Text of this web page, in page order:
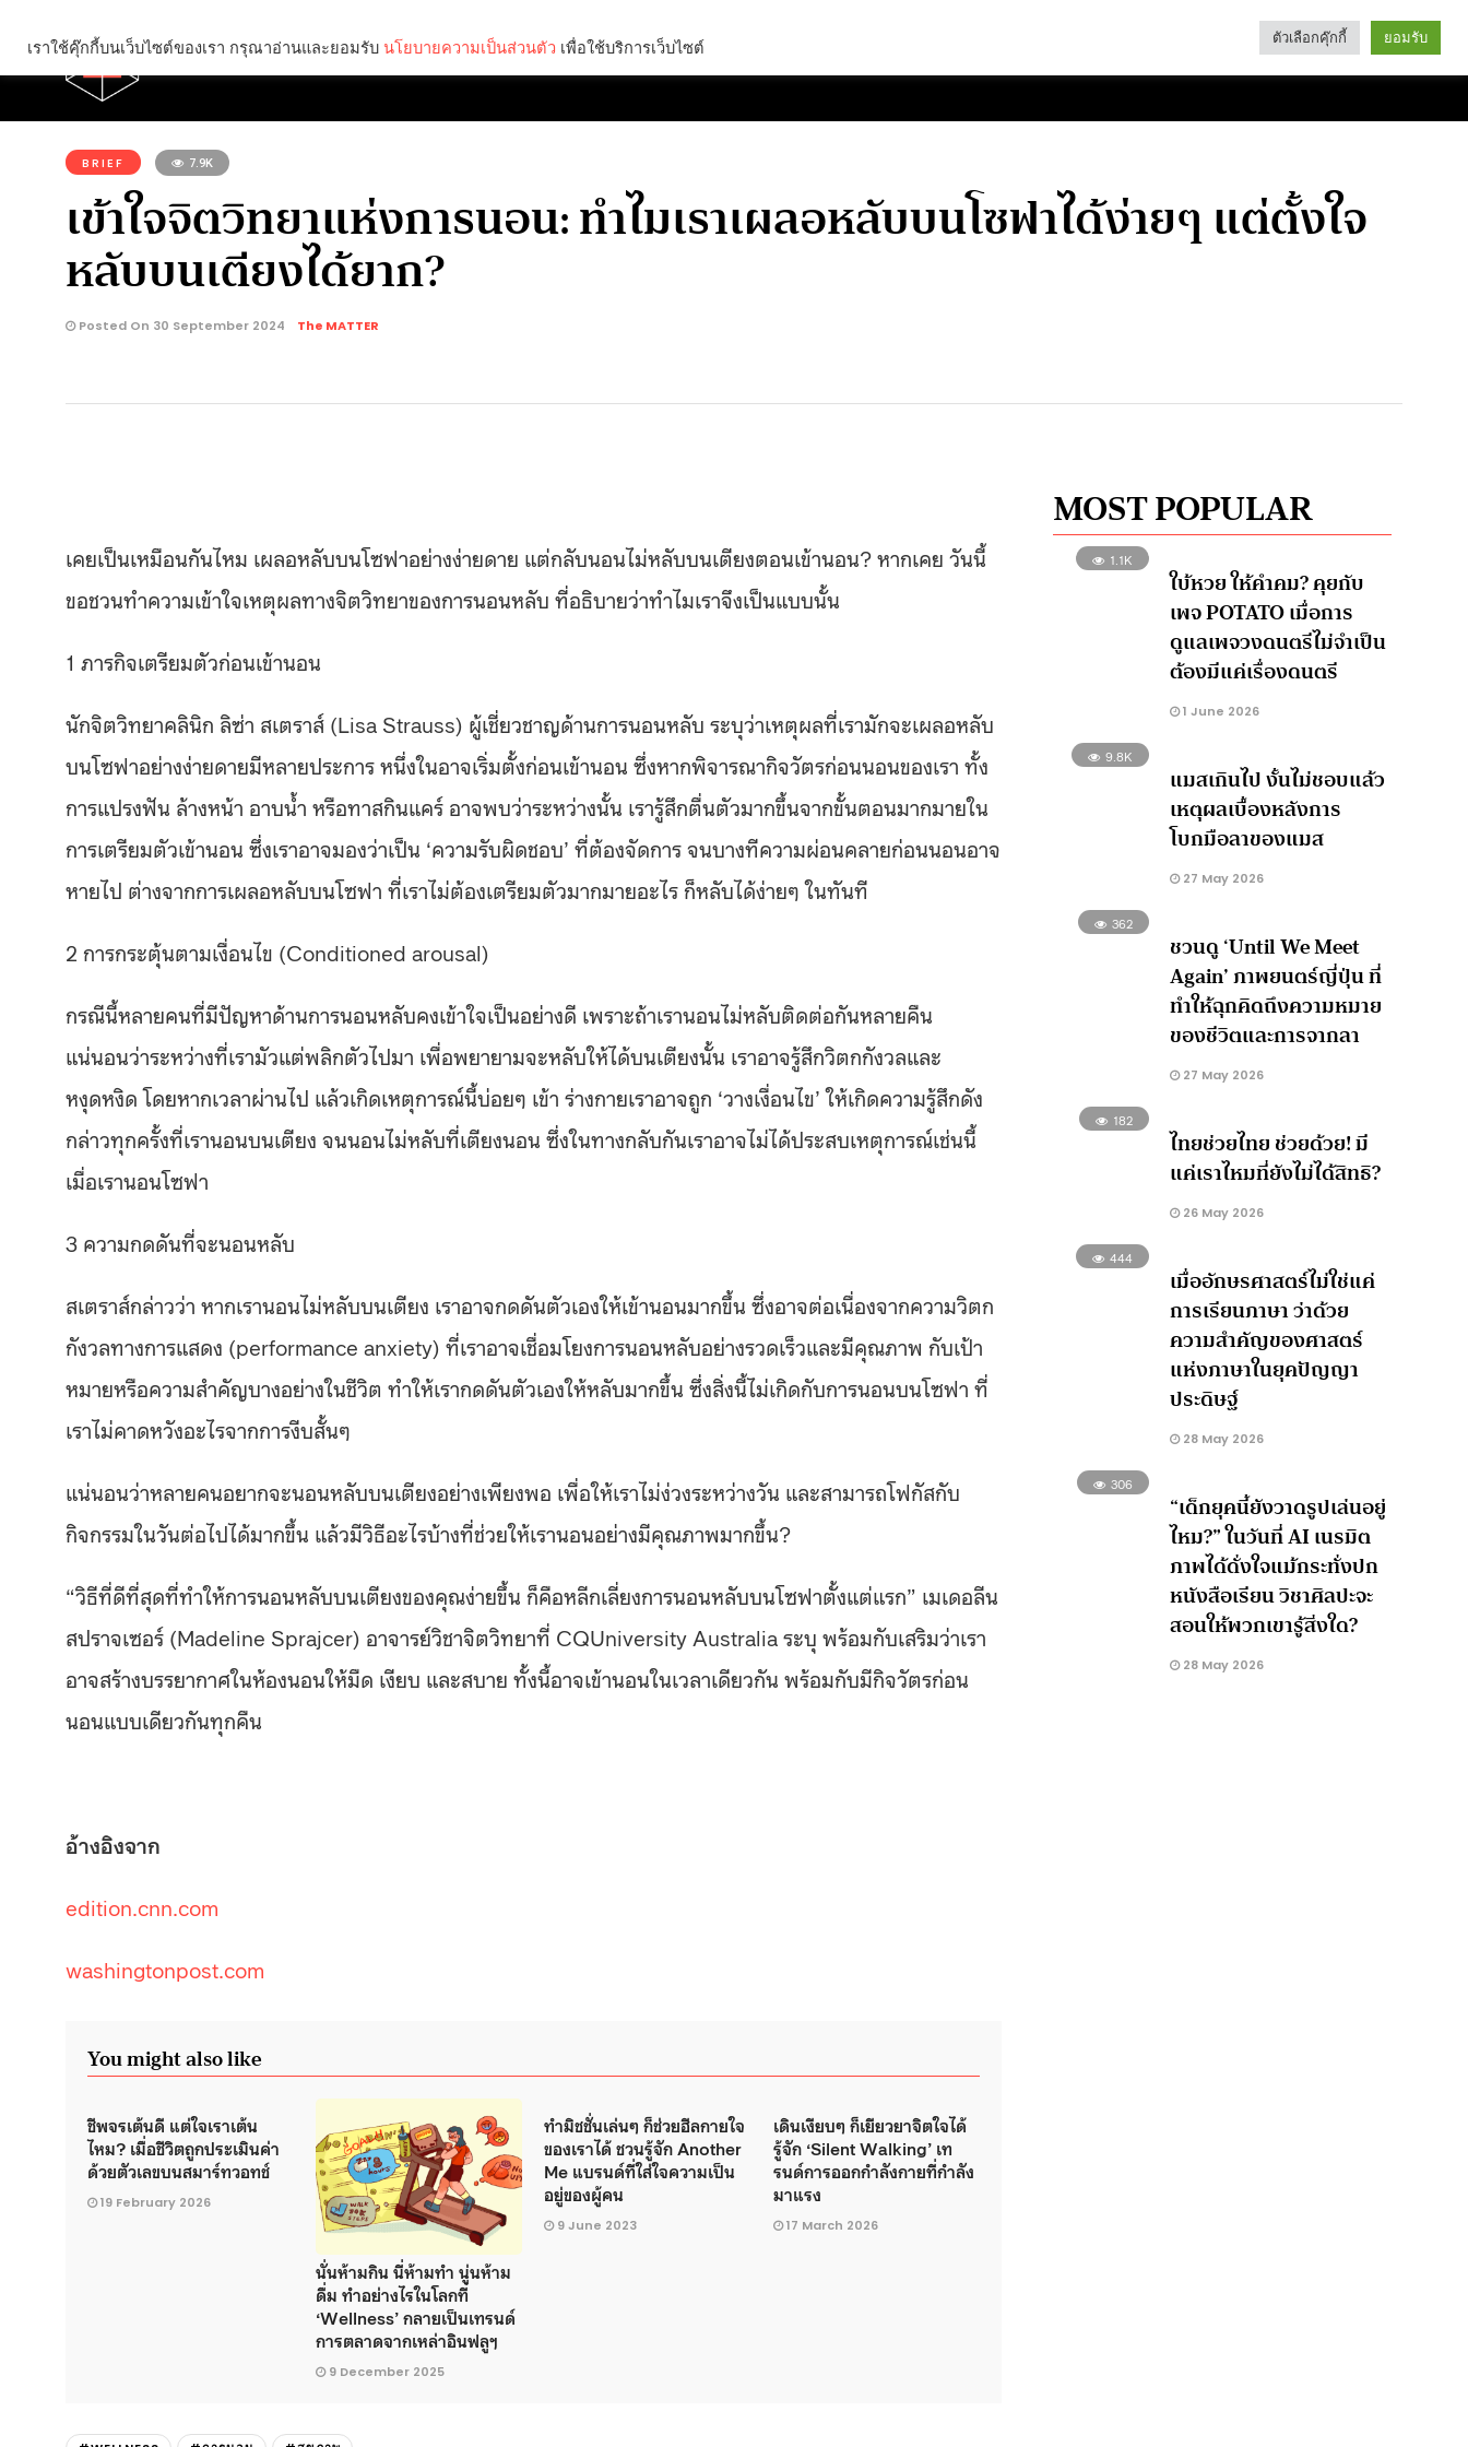
Categories
คุณกำลังอ่าน:
BRIEF 7.9K
เข้าใจจิตวิทยาแห่งการนอน: ทำไมเราเผลอหลับบนโซฟาได้ง่ายๆ แต่ตั้งใจ
หลับบนเตียงได้ยาก?
Posted On 30 September 2024 The MATTER
เคยเป็นเหมือนกันไหม เผลอหลับบนโซฟาอย่างง่ายดาย แต่กลับนอนไม่หลับบนเตียงตอนเข้านอน? หากเคย วันนี้
ขอชวนทำความเข้าใจเหตุผลทางจิตวิทยาของการนอนหลับ ที่อธิบายว่าทำไมเราจึงเป็นแบบนั้น
1 ภารกิจเตรียมตัวก่อนเข้านอน
นักจิตวิทยาคลินิก ลิซ่า สเตราส์ (Lisa Strauss) ผู้เชี่ยวชาญด้านการนอนหลับ ระบุว่าเหตุผลที่เรามักจะเผลอหลับ
บนโซฟาอย่างง่ายดายมีหลายประการ หนึ่งในอาจเริ่มตั้งก่อนเข้านอน ซึ่งหากพิจารณากิจวัตรก่อนนอนของเรา ทั้ง
การแปรงฟัน ล้างหน้า อาบน้ำ หรือทาสกินแคร์ อาจพบว่าระหว่างนั้น เรารู้สึกตื่นตัวมากขึ้นจากขั้นตอนมากมายใน
การเตรียมตัวเข้านอน ซึ่งเราอาจมองว่าเป็น ‘ความรับผิดชอบ’ ที่ต้องจัดการ จนบางทีความผ่อนคลายก่อนนอนอาจ
หายไป ต่างจากการเผลอหลับบนโซฟา ที่เราไม่ต้องเตรียมตัวมากมายอะไร ก็หลับได้ง่ายๆ ในทันที
2 การกระตุ้นตามเงื่อนไข (Conditioned arousal)
กรณีนี้หลายคนที่มีปัญหาด้านการนอนหลับคงเข้าใจเป็นอย่างดี เพราะถ้าเรานอนไม่หลับติดต่อกันหลายคืน
แน่นอนว่าระหว่างที่เรามัวแต่พลิกตัวไปมา เพื่อพยายามจะหลับให้ได้บนเตียงนั้น เราอาจรู้สึกวิตกกังวลและ
หงุดหงิด โดยหากเวลาผ่านไป แล้วเกิดเหตุการณ์นี้บ่อยๆ เข้า ร่างกายเราอาจถูก ‘วางเงื่อนไข’ ให้เกิดความรู้สึกดัง
กล่าวทุกครั้งที่เรานอนบนเตียง จนนอนไม่หลับที่เตียงนอน ซึ่งในทางกลับกันเราอาจไม่ได้ประสบเหตุการณ์เช่นนี้
เมื่อเรานอนโซฟา
3 ความกดดันที่จะนอนหลับ
สเตราส์กล่าวว่า หากเรานอนไม่หลับบนเตียง เราอาจกดดันตัวเองให้เข้านอนมากขึ้น ซึ่งอาจต่อเนื่องจากความวิตก
กังวลทางการแสดง (performance anxiety) ที่เราอาจเชื่อมโยงการนอนหลับอย่างรวดเร็วและมีคุณภาพ กับเป้า
หมายหรือความสำคัญบางอย่างในชีวิต ทำให้เรากดดันตัวเองให้หลับมากขึ้น ซึ่งสิ่งนี้ไม่เกิดกับการนอนบนโซฟา ที่
เราไม่คาดหวังอะไรจากการงีบสั้นๆ
แน่นอนว่าหลายคนอยากจะนอนหลับบนเตียงอย่างเพียงพอ เพื่อให้เราไม่ง่วงระหว่างวัน และสามารถโฟกัสกับ
กิจกรรมในวันต่อไปได้มากขึ้น แล้วมีวิธีอะไรบ้างที่ช่วยให้เรานอนอย่างมีคุณภาพมากขึ้น?
“วิธีที่ดีที่สุดที่ทำให้การนอนหลับบนเตียงของคุณง่ายขึ้น ก็คือหลีกเลี่ยงการนอนหลับบนโซฟาตั้งแต่แรก” เมเดอลีน
สปราจเซอร์ (Madeline Sprajcer) อาจารย์วิชาจิตวิทยาที่ CQUniversity Australia ระบุ พร้อมกับเสริมว่าเรา
อาจสร้างบรรยากาศในห้องนอนให้มืด เงียบ และสบาย ทั้งนี้อาจเข้านอนในเวลาเดียวกัน พร้อมกับมีกิจวัตรก่อน
นอนแบบเดียวกันทุกคืน
อ้างอิงจาก
edition.cnn.com
washingtonpost.com
You might also like
ชีพจรเต้นดี แต่ใจเราเต้น
ไหม? เมื่อชีวิตถูกประเมินค่า
ด้วยตัวเลขบนสมาร์ทวอทช์
19 February 2026
นั่นห้ามกิน นี่ห้ามทำ นู่นห้าม
ดื่ม ทำอย่างไรในโลกที่
‘Wellness’ กลายเป็นเทรนด์
การตลาดจากเหล่าอินฟลูฯ
9 December 2025
ทำมิชชั่นเล่นๆ ก็ช่วยฮีลกายใจ
ของเราได้ ชวนรู้จัก Another
Me แบรนด์ที่ใส่ใจความเป็น
อยู่ของผู้คน
9 June 2023
เดินเงียบๆ ก็เยียวยาจิตใจได้
รู้จัก ‘Silent Walking’ เท
รนด์การออกกำลังกายที่กำลัง
มาแรง
17 March 2026
MOST POPULAR
1.1K
ใบ้หวย ให้คำคม? คุยกับ
เพจ POTATO เมื่อการ
ดูแลเพจวงดนตรีไม่จำเป็น
ต้องมีแค่เรื่องดนตรี
1 June 2026
9.8K
แมสเกินไป งั้นไม่ชอบแล้ว
เหตุผลเบื้องหลังการ
โบกมือลาของแมส
27 May 2026
362
ชวนดู ‘Until We Meet
Again’ ภาพยนตร์ญี่ปุ่น ที่
ทำให้ฉุกคิดถึงความหมาย
ของชีวิตและการจากลา
27 May 2026
182
ไทยช่วยไทย ช่วยด้วย! มี
แค่เราไหมที่ยังไม่ได้สิทธิ?
26 May 2026
444
เมื่ออักษรศาสตร์ไม่ใช่แค่
การเรียนภาษา ว่าด้วย
ความสำคัญของศาสตร์
แห่งภาษาในยุคปัญญา
ประดิษฐ์
28 May 2026
306
“เด็กยุคนี้ยังวาดรูปเล่นอยู่
ไหม?” ในวันที่ AI เนรมิต
ภาพได้ดั่งใจแม้กระทั่งปก
หนังสือเรียน วิชาศิลปะจะ
สอนให้พวกเขารู้สิ่งใด?
28 May 2026
เราใช้คุ๊กกี้บนเว็บไซต์ของเรา กรุณาอ่านและยอมรับ นโยบายความเป็นส่วนตัว เพื่อใช้บริการเว็บไซต์ ตัวเลือกคุ๊กกี้ ยอมรับ